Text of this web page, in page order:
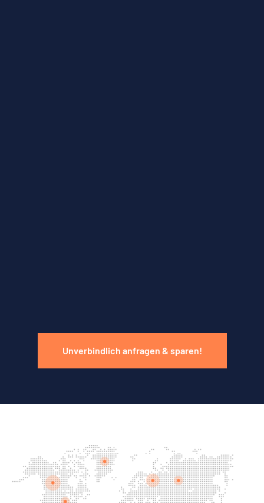
Unverbindlich anfragen & sparen!